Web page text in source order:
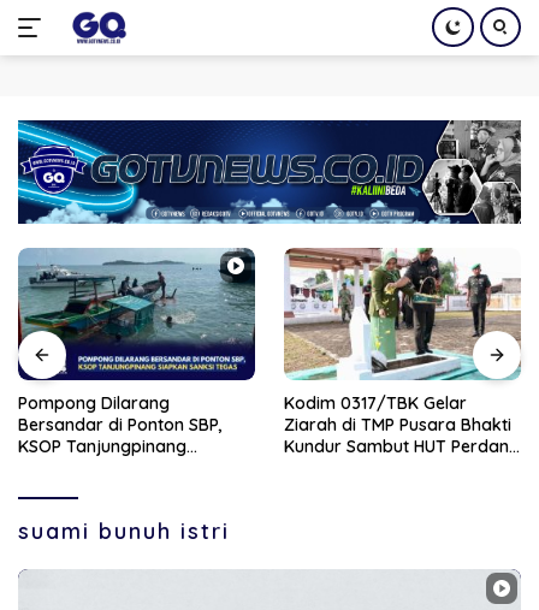
konten
Pompong Dilarang
Bersandar di Ponton SBP,
KSOP Tanjungpinang
Kodim 0317/TBK Gelar
Ziarah di TMP Pusara Bhakti
Kundur Sambut HUT Perdana
suami bunuh istri